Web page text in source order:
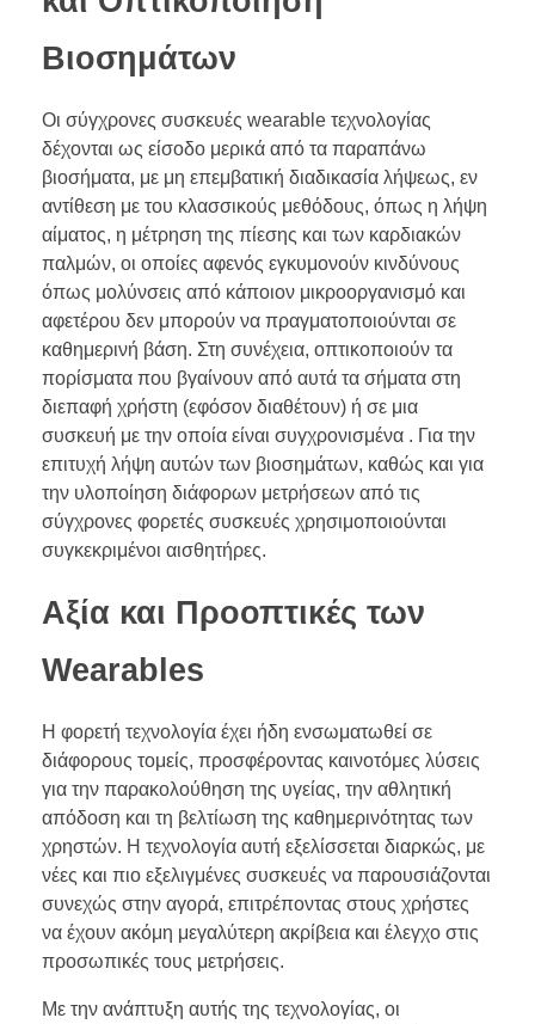
Βιοσημάτων
Οι σύγχρονες συσκευές wearable τεχνολογίας
δέχονται ως είσοδο μερικά από τα παραπάνω
βιοσήματα, με μη επεμβατική διαδικασία λήψεως, εν
αντίθεση με του κλασσικούς μεθόδους, όπως η λήψη
αίματος, η μέτρηση της πίεσης και των καρδιακών
παλμών, οι οποίες αφενός εγκυμονούν κινδύνους
όπως μολύνσεις από κάποιον μικροοργανισμό και
αφετέρου δεν μπορούν να πραγματοποιούνται σε
καθημερινή βάση. Στη συνέχεια, οπτικοποιούν τα
πορίσματα που βγαίνουν από αυτά τα σήματα στη
διεπαφή χρήστη (εφόσον διαθέτουν) ή σε μια
συσκευή με την οποία είναι συγχρονισμένα . Για την
επιτυχή λήψη αυτών των βιοσημάτων, καθώς και για
την υλοποίηση διάφορων μετρήσεων από τις
σύγχρονες φορετές συσκευές χρησιμοποιούνται
συγκεκριμένοι αισθητήρες.
Αξία και Προοπτικές των
Wearables
Η φορετή τεχνολογία έχει ήδη ενσωματωθεί σε
διάφορους τομείς, προσφέροντας καινοτόμες λύσεις
για την παρακολούθηση της υγείας, την αθλητική
απόδοση και τη βελτίωση της καθημερινότητας των
χρηστών. Η τεχνολογία αυτή εξελίσσεται διαρκώς, με
νέες και πιο εξελιγμένες συσκευές να παρουσιάζονται
συνεχώς στην αγορά, επιτρέποντας στους χρήστες
να έχουν ακόμη μεγαλύτερη ακρίβεια και έλεγχο στις
προσωπικές τους μετρήσεις.
Με την ανάπτυξη αυτής της τεχνολογίας, οι